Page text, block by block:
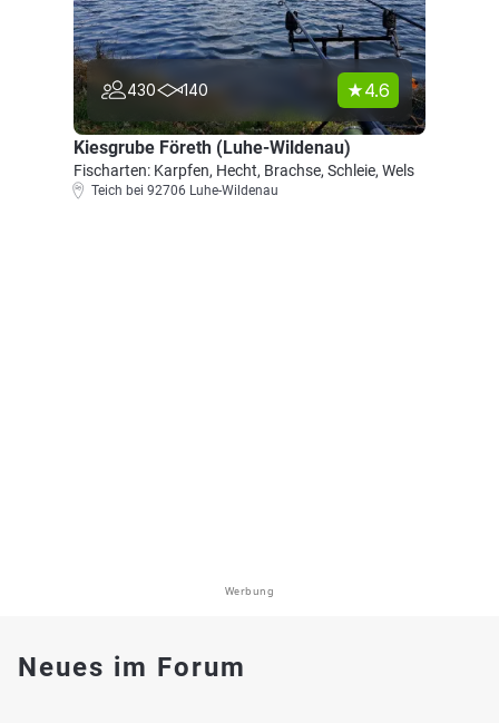
430 140 4.6
Kiesgrube Företh (Luhe-Wildenau)
Fischarten: Karpfen, Hecht, Brachse, Schleie, Wels
Teich bei 92706 Luhe-Wildenau
Werbung
Neues im Forum